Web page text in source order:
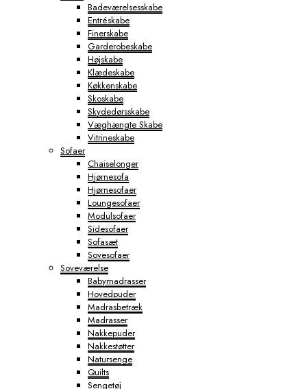
Badeværelsesskabe
Entréskabe
Finerskabe
Garderobeskabe
Højskabe
Klædeskabe
Køkkenskabe
Skoskabe
Skydedørsskabe
Væghængte Skabe
Vitrineskabe
Sofaer
Chaiselonger
Hjørnesofa
Hjørnesofaer
Loungesofaer
Modulsofaer
Sidesofaer
Sofasæt
Sovesofaer
Soveværelse
Babymadrasser
Hovedpuder
Madrasbetræk
Madrasser
Nakkepuder
Nakkestøtter
Natursenge
Quilts
Sengetøj